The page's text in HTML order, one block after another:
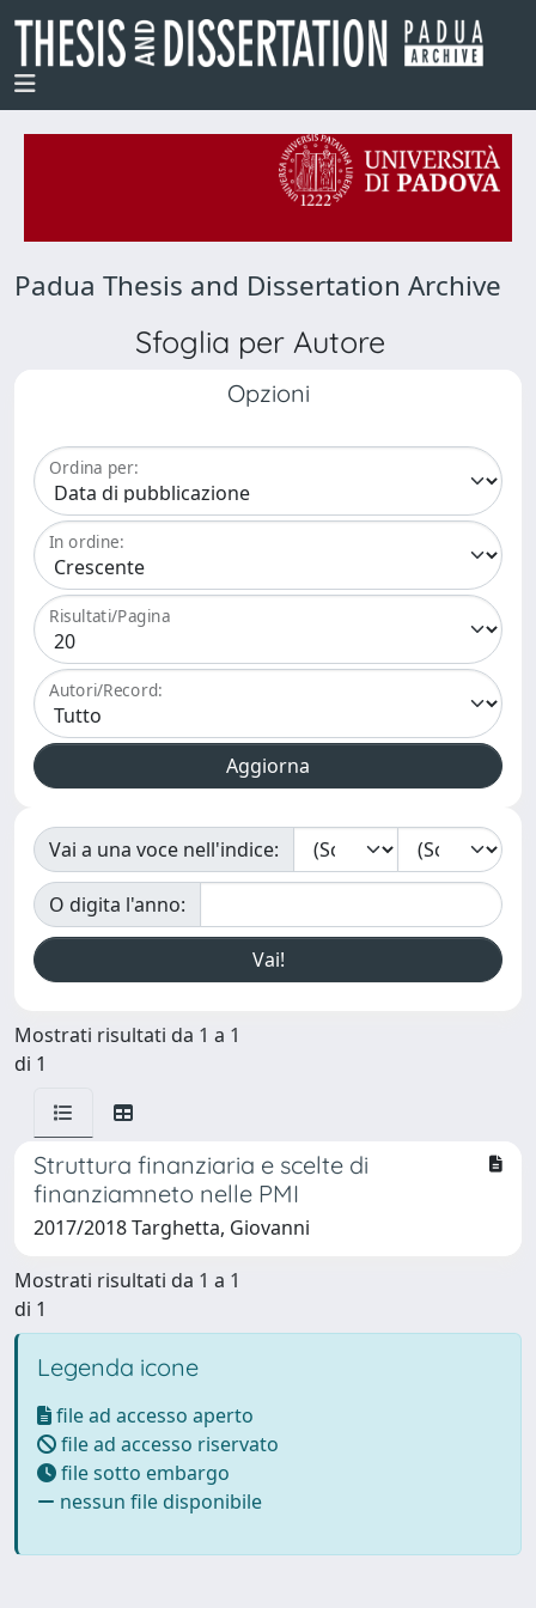
Padua Thesis and Dissertation Archive
Sfoglia per Autore
Opzioni
Ordina per:
In ordine:
Risultati/Pagina
Autori/Record:
Vai a una voce nell'indice:
O digita l'anno:
Mostrati risultati da 1 a 1
di 1
Struttura finanziaria e scelte di
finanziamneto nelle PMI
2017/2018 Targhetta, Giovanni
Mostrati risultati da 1 a 1
di 1
Legenda icone
file ad accesso aperto
file ad accesso riservato
file sotto embargo
nessun file disponibile